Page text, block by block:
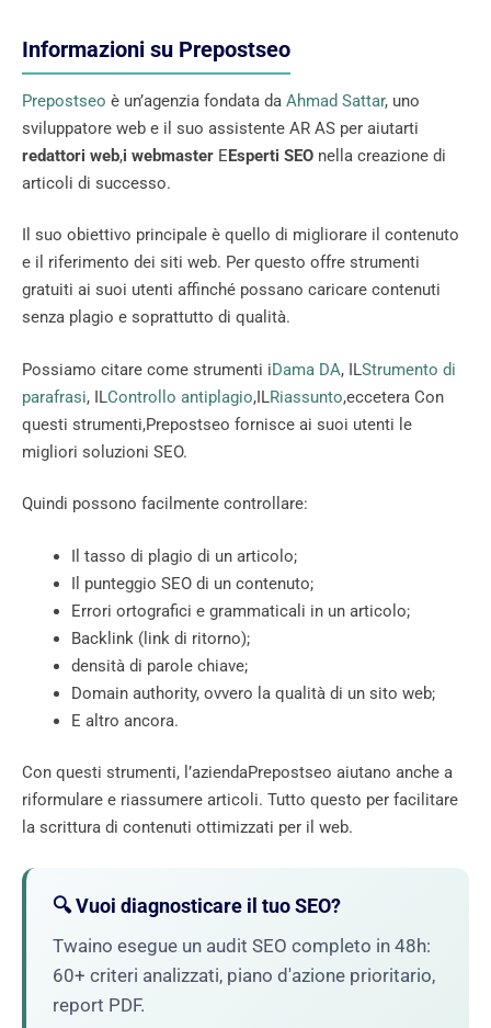
Informazioni su Prepostseo
Prepostseo è un’agenzia fondata da Ahmad Sattar, uno
sviluppatore web e il suo assistente AR AS per aiutarti
redattori web,i webmaster EEsperti SEO nella creazione di
articoli di successo.
Il suo obiettivo principale è quello di migliorare il contenuto
e il riferimento dei siti web. Per questo offre strumenti
gratuiti ai suoi utenti affinché possano caricare contenuti
senza plagio e soprattutto di qualità.
Possiamo citare come strumenti iDama DA, ILStrumento di
parafrasi, ILControllo antiplagio,ILRiassunto,eccetera Con
questi strumenti,Prepostseo fornisce ai suoi utenti le
migliori soluzioni SEO.
Quindi possono facilmente controllare:
Il tasso di plagio di un articolo;
Il punteggio SEO di un contenuto;
Errori ortografici e grammaticali in un articolo;
Backlink (link di ritorno);
densità di parole chiave;
Domain authority, ovvero la qualità di un sito web;
E altro ancora.
Con questi strumenti, l’aziendaPrepostseo aiutano anche a
riformulare e riassumere articoli. Tutto questo per facilitare
la scrittura di contenuti ottimizzati per il web.
🔍 Vuoi diagnosticare il tuo SEO?
Twaino esegue un audit SEO completo in 48h:
60+ criteri analizzati, piano d'azione prioritario,
report PDF.